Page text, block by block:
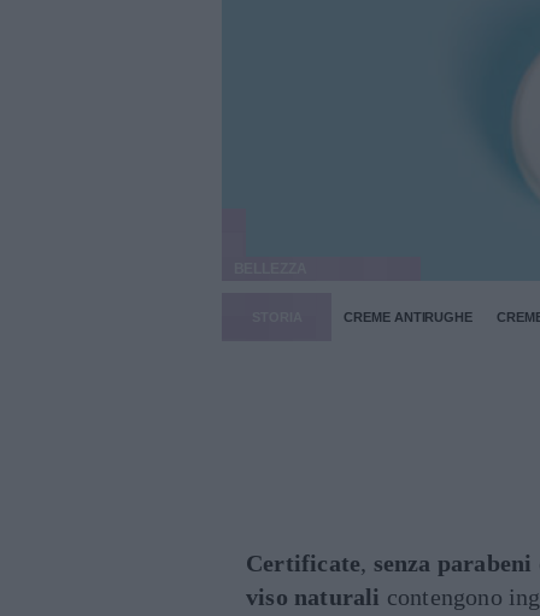
CREME ANTIRUGHE
Certificate, senza parabeni
viso naturali contengono